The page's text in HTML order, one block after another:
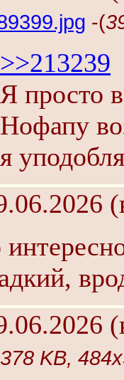
-(
>>213239
Я просто
Нофапу
я
378 KB,